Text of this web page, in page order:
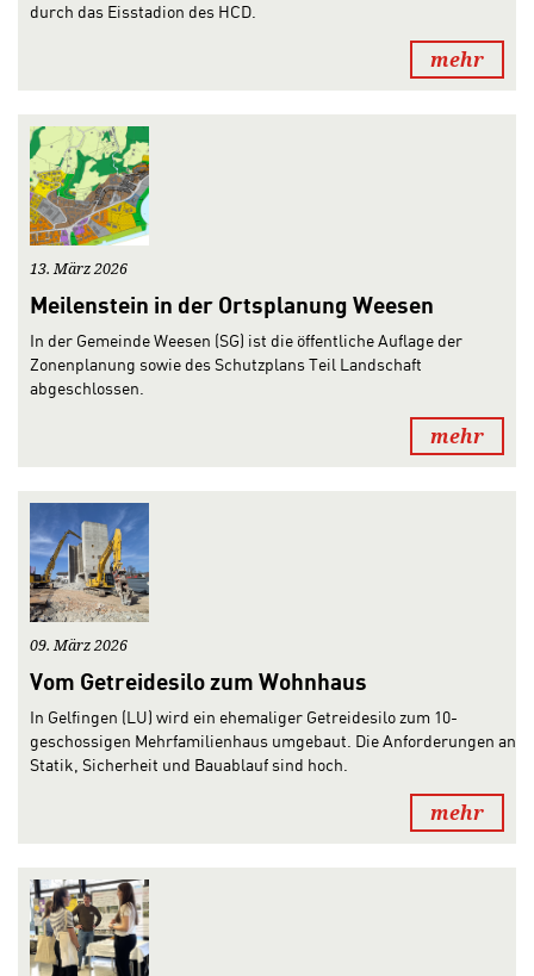
durch das Eisstadion des HCD.
mehr
13. März 2026
Meilenstein in der Ortsplanung Weesen
In der Gemeinde Weesen (SG) ist die öffentliche Auflage der
Zonenplanung sowie des Schutzplans Teil Landschaft
abgeschlossen.
mehr
09. März 2026
Vom Getreidesilo zum Wohnhaus
In Gelfingen (LU) wird ein ehemaliger Getreidesilo zum 10-
geschossigen Mehrfamilienhaus umgebaut. Die Anforderungen an
Statik, Sicherheit und Bauablauf sind hoch.
mehr